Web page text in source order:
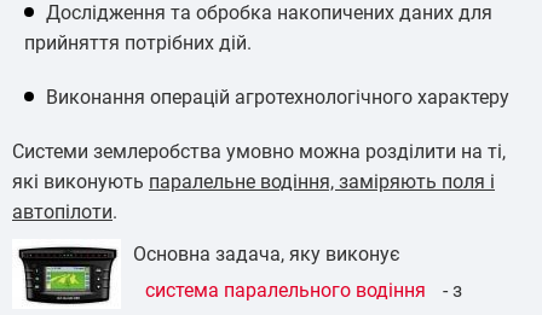
Дослідження та обробка накопичених даних для
прийняття потрібних дій.
Виконання операцій агротехнологічного характеру
Системи землеробства умовно можна розділити на ті,
які виконують паралельне водіння, заміряють поля і
автопілоти.
Основна задача, яку виконує
система паралельного водіння
- з